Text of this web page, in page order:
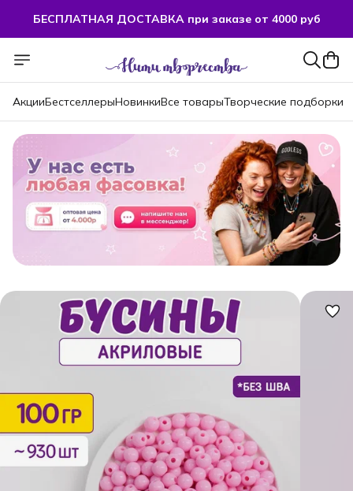
БЕСПЛАТНАЯ ДОСТАВКА при заказе от 4000 руб
АкцииБестселлерыНовинкиВсе товарыТворческие подборки